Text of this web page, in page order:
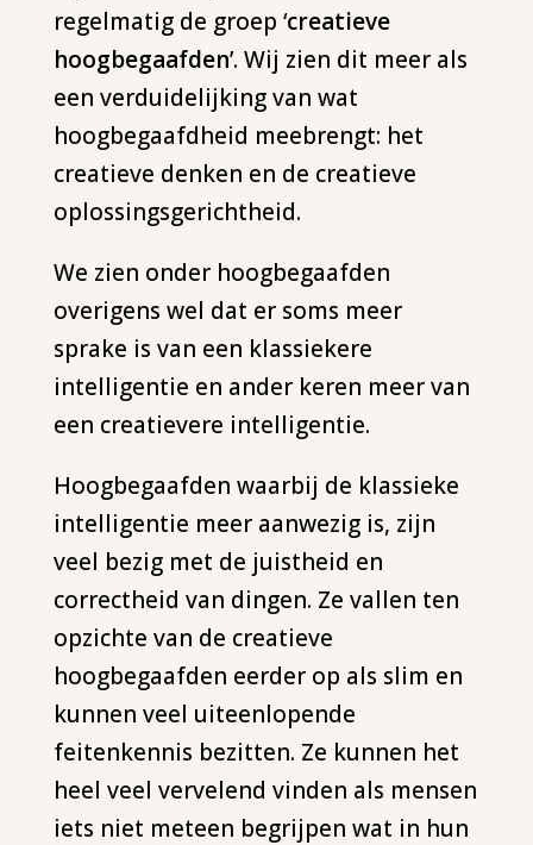
regelmatig de groep ‘creatieve
hoogbegaafden’. Wij zien dit meer als
een verduidelijking van wat
hoogbegaafdheid meebrengt: het
creatieve denken en de creatieve
oplossingsgerichtheid.
We zien onder hoogbegaafden
overigens wel dat er soms meer
sprake is van een klassiekere
intelligentie en ander keren meer van
een creatievere intelligentie.
Hoogbegaafden waarbij de klassieke
intelligentie meer aanwezig is, zijn
veel bezig met de juistheid en
correctheid van dingen. Ze vallen ten
opzichte van de creatieve
hoogbegaafden eerder op als slim en
kunnen veel uiteenlopende
feitenkennis bezitten. Ze kunnen het
heel veel vervelend vinden als mensen
iets niet meteen begrijpen wat in hun